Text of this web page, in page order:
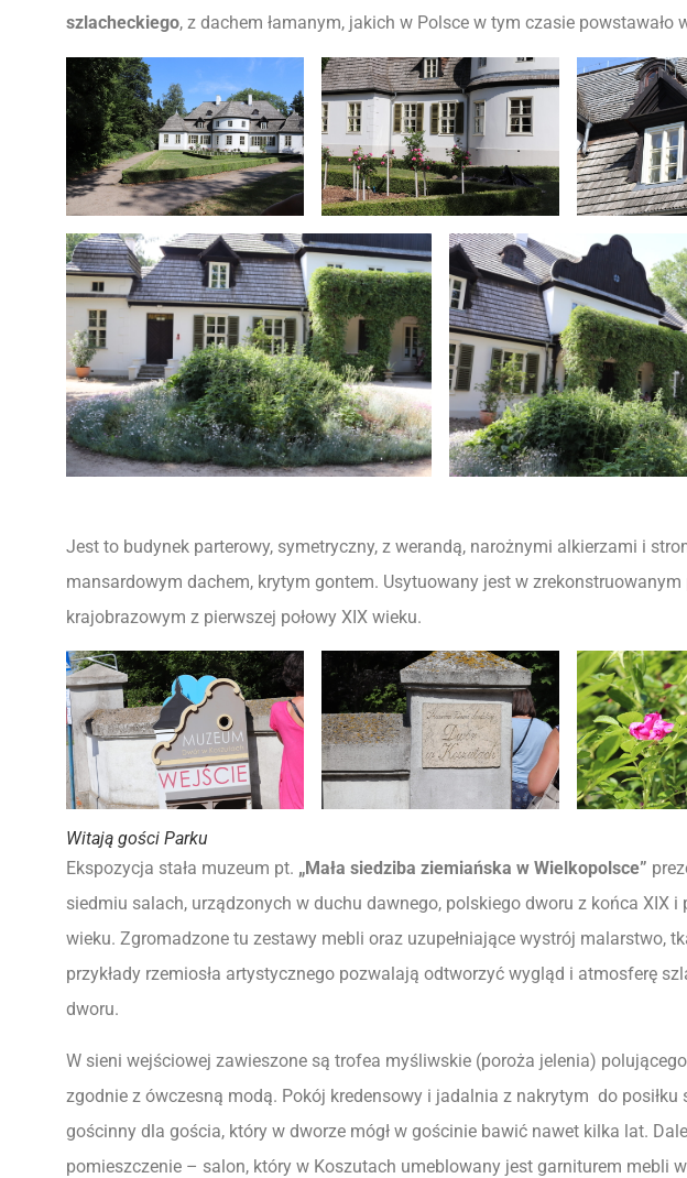
szlacheckiego, z dachem łamanym, jakich w Polsce w tym czasie powstawało
Jest to budynek parterowy, symetryczny, z werandą, narożnymi alkierzami i
mansardowym dachem, krytym gontem. Usytuowany jest w zrekonstruowanym
krajobrazowym z pierwszej połowy XIX wieku.
Witają gości Parku
Ekspozycja stała muzeum pt. „Mała siedziba ziemiańska w Wielkopolsce”
siedmiu salach, urządzonych w duchu dawnego, polskiego dworu z końca XIX i
wieku. Zgromadzone tu zestawy mebli oraz uzupełniające wystrój malarstwo,
przykłady rzemiosła artystycznego pozwalają odtworzyć wygląd i atmosferę
dworu.
W sieni wejściowej zawieszone są trofea myśliwskie (poroża jelenia)
zgodnie z ówczesną modą. Pokój kredensowy i jadalnia z nakrytym do posiłku
gościnny dla gościa, który w dworze mógł w gościnie bawić nawet kilka lat.
pomieszczenie – salon, który w Koszutach umeblowany jest garniturem mebli